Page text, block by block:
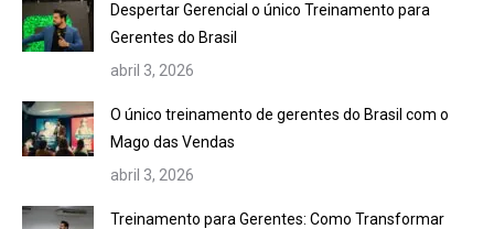
Despertar Gerencial o único Treinamento para
Gerentes do Brasil
abril 3, 2026
O único treinamento de gerentes do Brasil com o
Mago das Vendas
abril 3, 2026
Treinamento para Gerentes: Como Transformar